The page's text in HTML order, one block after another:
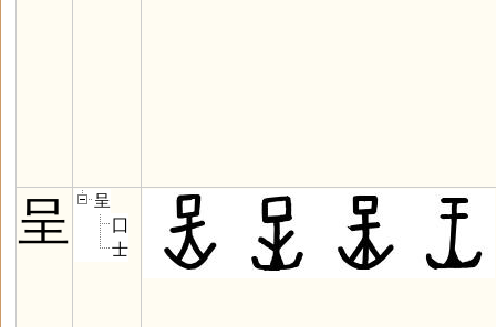
呈
呈
囗
士